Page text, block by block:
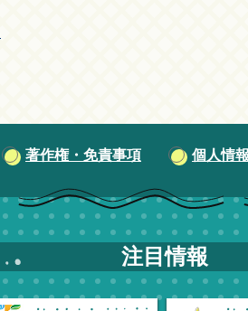
著作権・免責事項 個人情
注目情報